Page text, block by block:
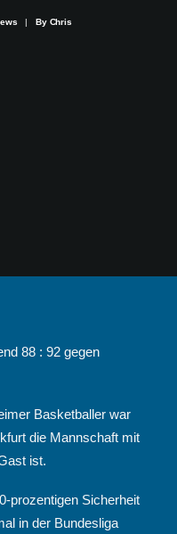
| By Chris
88 : 92 gegen
Basketballer war
die Mannschaft mit
ist.
prozentigen Sicherheit
in der Bundesliga